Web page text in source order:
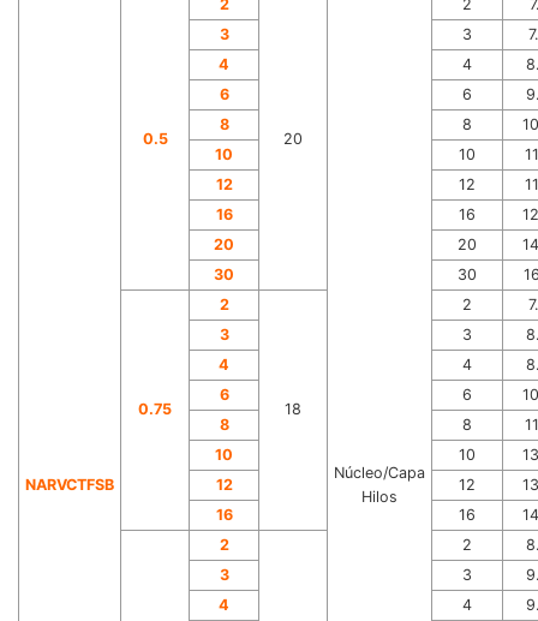
NARVCTFSB
0.5
2
20
Núcleo/Capa
Hilos
2
3
3
4
4
6
6
8
8
10
10
12
12
16
16
20
20
30
30
0.75
2
18
2
3
3
4
4
6
6
8
8
10
10
12
12
16
16
2 2
3
3
4
4